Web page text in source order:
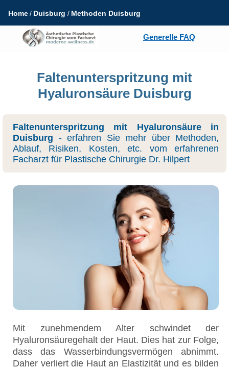
Generelle FAQ
Home Duisburg Methoden Duisburg
Faltenunterspritzung mit
Hyaluronsäure Duisburg
Faltenunterspritzung mit Hyaluronsäure in
Duisburg - erfahren Sie mehr über Methoden,
Ablauf, Risiken, Kosten, etc. vom erfahrenen
Facharzt für Plastische Chirurgie Dr. Hilpert
Mit zunehmendem Alter schwindet der
Hyaluronsäuregehalt der Haut. Dies hat zur Folge,
dass das Wasserbindungsvermögen abnimmt.
Daher verliert die Haut an Elastizität und es bilden